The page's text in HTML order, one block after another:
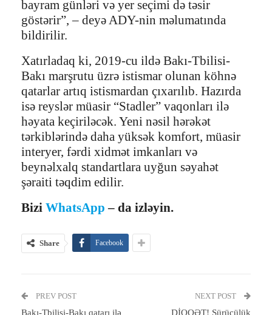
bayram günləri və yer seçimi də təsir
göstərir”, – deyə ADY-nin məlumatında
bildirilir.
Xatırladaq ki, 2019-cu ildə Bakı-Tbilisi-
Bakı marşrutu üzrə istismar olunan köhnə
qatarlar artıq istismardan çıxarılıb. Hazırda
isə reyslər müasir “Stadler” vaqonları ilə
həyata keçiriləcək. Yeni nəsil hərəkət
tərkiblərində daha yüksək komfort, müasir
interyer, fərdi xidmət imkanları və
beynəlxalq standartlara uyğun səyahət
şəraiti təqdim edilir.
Bizi WhatsApp – da izləyin.
Share Facebook
PREV POST
Bakı-Tbilisi-Bakı qatarı ilə
NEXT POST
DİQQƏT! Sürücülük